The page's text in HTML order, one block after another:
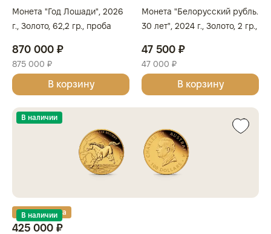
Монета "Год Лошади", 2026
г., Золото, 62,2 гр., проба
870 000 ₽
875 000 ₽
В корзину
Монета "Белорусский рубль.
30 лет", 2024 г., Золото, 2 гр.,
47 500 ₽
47 000 ₽
В корзину
В наличии
Золотая карта
В наличии
425 000 ₽